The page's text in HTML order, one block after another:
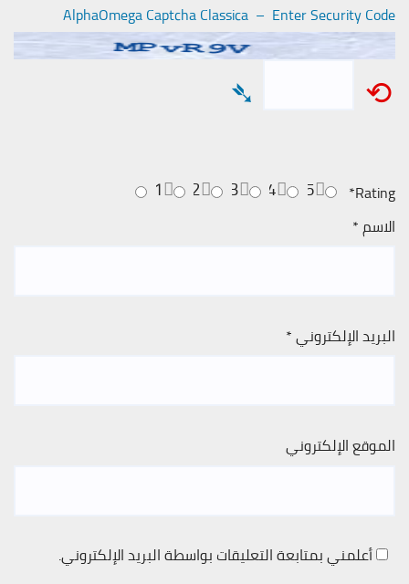
AlphaOmega Captcha Classica – Enter Security Code
⟲
➴
Rating
*
5
4
3
2
1
الاسم*
البريد الإلكتروني*
الموقع الإلكتروني
أعلمني بمتابعة التعليقات بواسطة البريد الإلكتروني.